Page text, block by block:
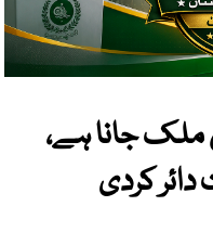
جانا ہے،
کردی